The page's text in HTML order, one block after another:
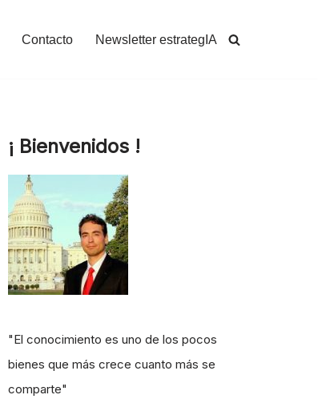
Contacto Newsletter estrategIA
¡ Bienvenidos !
"El conocimiento es uno de los pocos
bienes que más crece cuanto más se
comparte"